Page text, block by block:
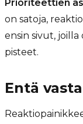
Prioriteettien
on satoja,
ensin sivut,
pisteet.
Entä